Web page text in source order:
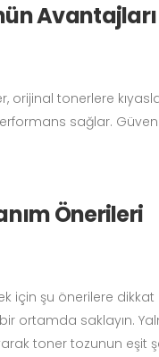
Avantajları
orijinal tonerlere
sağlar.
Önerileri
için şu önerilere
ortamda saklayın.
toner tozunun eşit